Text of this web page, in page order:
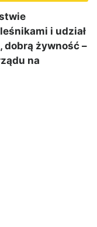
i udział
żywność –
na